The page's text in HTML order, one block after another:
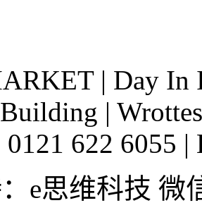
| Day In
|
0121 622 6055 |
e思维科技 微